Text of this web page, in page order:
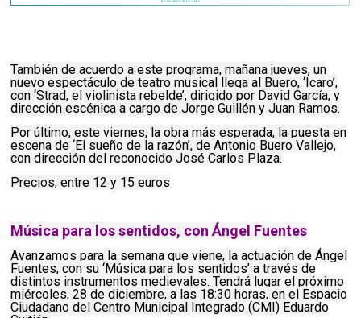
También de acuerdo a este programa, mañana jueves, un
nuevo espectáculo de teatro musical llega al Buero, ‘Ícaro’,
con ‘Strad, el violinista rebelde’, dirigido por David García, y
dirección escénica a cargo de Jorge Guillén y Juan Ramos.
Por último, este viernes, la obra más esperada, la puesta en
escena de ‘El sueño de la razón’, de Antonio Buero Vallejo,
con dirección del reconocido José Carlos Plaza.
Precios, entre 12 y 15 euros
Música para los sentidos, con Ángel Fuentes
Avanzamos para la semana que viene, la actuación de Ángel
Fuentes, con su ‘Música para los sentidos’ a través de
distintos instrumentos medievales. Tendrá lugar el próximo
miércoles, 28 de diciembre, a las 18:30 horas, en el Espacio
Ciudadano del Centro Municipal Integrado (CMI) Eduardo